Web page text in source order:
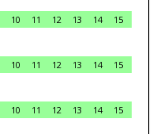
10 11 12 13 14
15
10 11 12 13 14
15
10 11 12 13 14
15